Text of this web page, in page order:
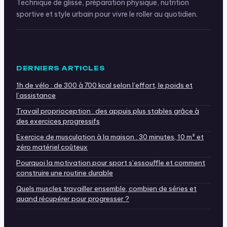
Technique de glisse, préparation physique, nutrition
sportive et style urbain pour vivre le roller au quotidien.
DERNIERS ARTICLES
1h de vélo : de 300 à 700 kcal selon l’effort, le poids et
l’assistance
Travail proprioception : des appuis plus stables grâce à
des exercices progressifs
Exercice de musculation à la maison : 30 minutes, 10 m² et
zéro matériel coûteux
Pourquoi la motivation pour sport s’essouffle et comment
construire une routine durable
Quels muscles travailler ensemble, combien de séries et
quand récupérer pour progresser ?